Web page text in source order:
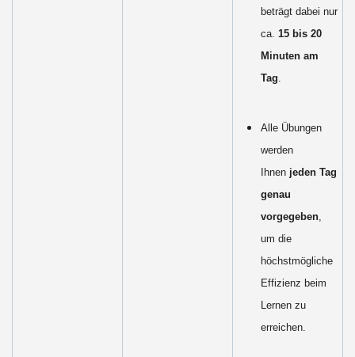
beträgt dabei nur
ca. 15 bis 20
Minuten am
Tag
Alle Übungen
werden
Ihnen jeden Tag
genau
vorgegeben,
um die
höchstmögliche
Effizienz beim
Lernen zu
erreichen.